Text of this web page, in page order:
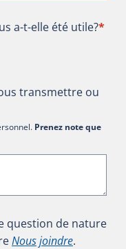
a-t-elle été utile?
a-t-elle été utile?*
transmettre ou
Prenez note que
question de nature
Nous joindre.